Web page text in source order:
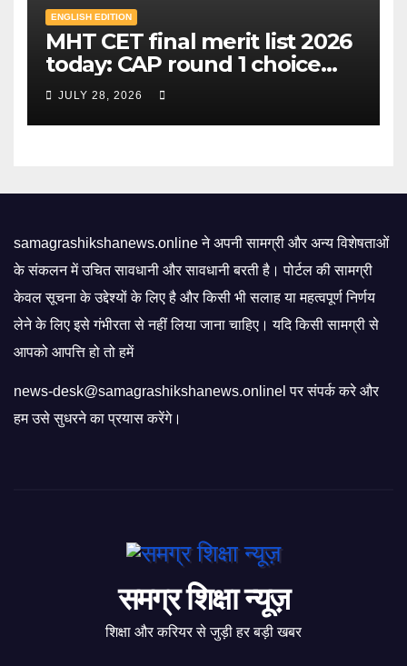
ENGLISH EDITION
MHT CET final merit list 2026
today: CAP round 1 choice
filling starts, here's what
candidates should know |
Mint
JULY 28, 2026
samagrashikshanews.online ने अपनी सामग्री और अन्य विशेषताओं
के संकलन में उचित सावधानी और सावधानी बरती है। पोर्टल की सामग्री
केवल सूचना के उद्देश्यों के लिए है और किसी भी सलाह या महत्वपूर्ण निर्णय
लेने के लिए इसे गंभीरता से नहीं लिया जाना चाहिए। यदि किसी सामग्री से
आपको आपत्ति हो तो हमें
news-desk@samagrashikshanews.onlinel पर संपर्क करे और
हम उसे सुधरने का प्रयास करेंगे।
समग्र शिक्षा न्यूज़
शिक्षा और करियर से जुड़ी हर बड़ी खबर